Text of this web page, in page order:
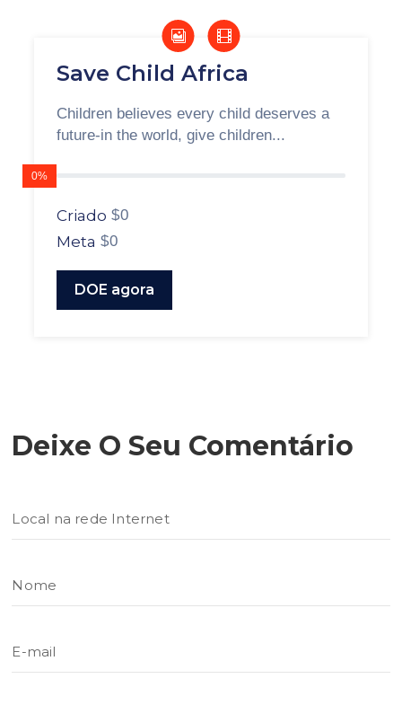
Save Child Africa
Children believes every child deserves a
future-in the world, give children...
0%
Criado $0
Meta $0
DOE agora
Deixe O Seu Comentário